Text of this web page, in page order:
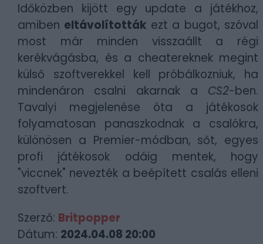
Időközben kijött egy update a játékhoz,
amiben eltávolították ezt a bugot, szóval
most már minden visszaállt a régi
kerékvágásba, és a cheatereknek megint
külső szoftverekkel kell próbálkozniuk, ha
mindenáron csalni akarnak a CS2-ben.
Tavalyi megjelenése óta a játékosok
folyamatosan panaszkodnak a csalókra,
különösen a Premier-módban, sőt, egyes
profi játékosok odáig mentek, hogy
"viccnek" nevezték a beépített csalás elleni
szoftvert.
Szerző: Britpopper
Dátum: 2024.04.08 20:00